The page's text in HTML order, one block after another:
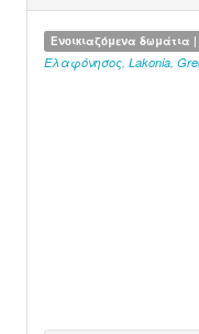
Ενοικιαζόμενα δωμάτια |
Ελαφόνησος Lakonia